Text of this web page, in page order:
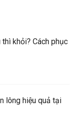
khỏi? Cách phục
lông hiệu quả tại